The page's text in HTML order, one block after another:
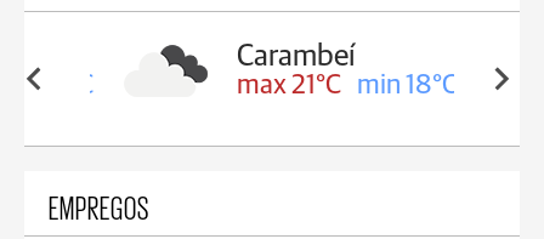
19°C
Carambeí
max 21°C min 18°C
EMPREGOS